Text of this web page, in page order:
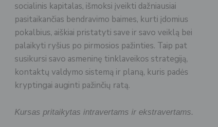
socialinis kapitalas, išmoksi įveikti dažniausiai
pasitaikančias bendravimo baimes, kurti įdomius
pokalbius, aiškiai pristatyti save ir savo veiklą bei
palaikyti ryšius po pirmosios pažinties. Taip pat
susikursi savo asmeninę tinklaveikos strategiją,
kontaktų valdymo sistemą ir planą, kuris padės
kryptingai auginti pažinčių ratą.
Kursas pritaikytas intravertams ir ekstravertams.